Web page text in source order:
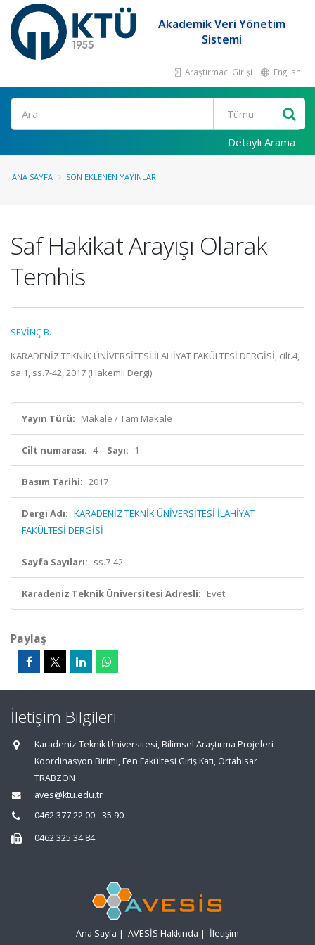
Akademik Veri Yönetim
Sistemi
Araştırmacı Girişi English
Ara
Detaylı Arama
ANA SAYFA SON EKLENEN YAYINLAR
Saf Hakikat Arayışı Olarak
Temhis
SEVİNÇ B.
KARADENİZ TEKNİK ÜNİVERSİTESİ İLAHİYAT FAKÜLTESİ DERGİSİ, cilt.4,
sa.1, ss.7-42, 2017 (Hakemli Dergi)
Yayın Türü: Makale / Tam Makale
Cilt numarası: 4 Sayı: 1
Basım Tarihi: 2017
Dergi Adı: KARADENİZ TEKNİK ÜNİVERSİTESİ İLAHİYAT
FAKÜLTESİ DERGİSİ
Sayfa Sayıları: ss.7-42
Karadeniz Teknik Üniversitesi Adresli: Evet
Paylaş
İletişim Bilgileri
Karadeniz Teknik Üniversitesi, Bilimsel Araştırma Projeleri
Koordinasyon Birimi, Fen Fakültesi Giriş Katı, Ortahisar
TRABZON
aves@ktu.edu.tr
0462 377 22 00 - 35 90
0462 325 34 84
Ana Sayfa | AVESİS Hakkında | İletişim